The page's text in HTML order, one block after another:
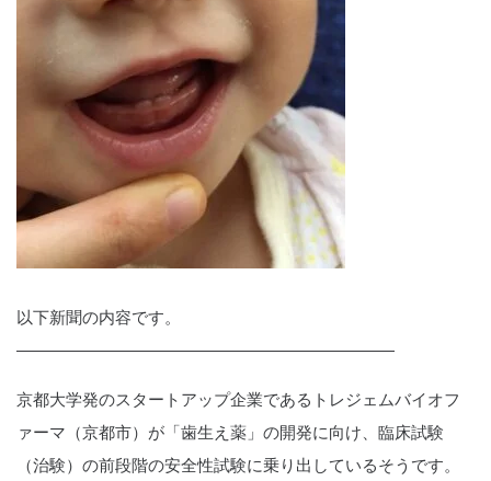
以下新聞の内容です。
———————————————————————
京都大学発のスタートアップ企業であるトレジェムバイオフ
ァーマ（京都市）が「歯生え薬」の開発に向け、臨床試験
（治験）の前段階の安全性試験に乗り出しているそうです。